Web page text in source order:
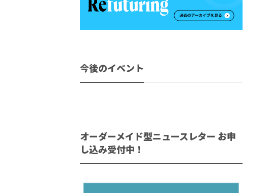
今後のイベント
オーダーメイド型ニュースレター お申
し込み受付中！